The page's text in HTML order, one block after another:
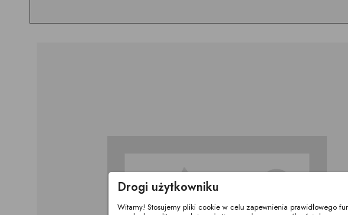
Drogi użytkowniku
Witamy! Stosujemy pliki cookie w celu zapewnienia prawidłowego